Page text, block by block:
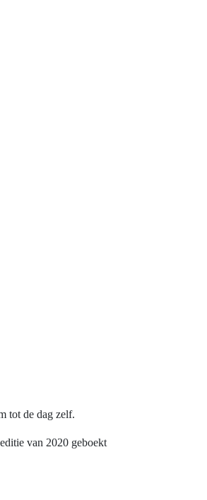
tot de dag zelf.
van 2020 geboekt